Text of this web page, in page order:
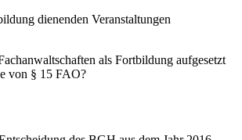
dienenden Veranstaltungen
als Fortbildung aufgesetzt
von § 15 FAO?